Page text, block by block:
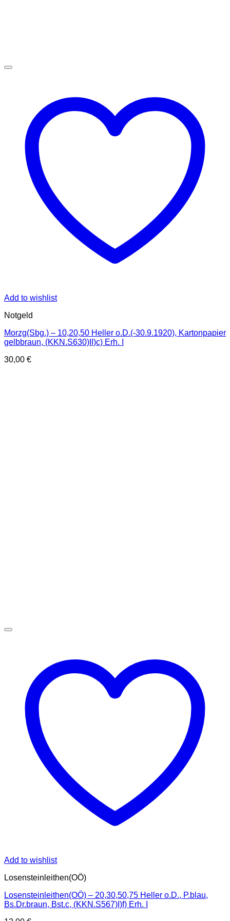
Add to wishlist
Notgeld
Morzg(Sbg.) – 10,20,50 Heller o.D.(-30.9.1920), Kartonpapier
gelbbraun, (KKN.S630)II)c) Erh. I
30,00 €
Add to wishlist
Losensteinleithen(OÖ)
Losensteinleithen(OÖ) – 20,30,50,75 Heller o.D., P.blau,
Bs.Dr.braun, Bst.c, (KKN.S567)I)f) Erh. I